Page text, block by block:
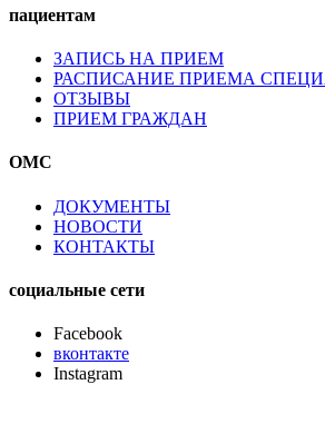
пациентам
ЗАПИСЬ НА ПРИЕМ
РАСПИСАНИЕ ПРИЕМА
ОТЗЫВЫ
ПРИЕМ ГРАЖДАН
ОМС
ДОКУМЕНТЫ
НОВОСТИ
КОНТАКТЫ
социальные сети
Facebook
вконтакте
Instagram